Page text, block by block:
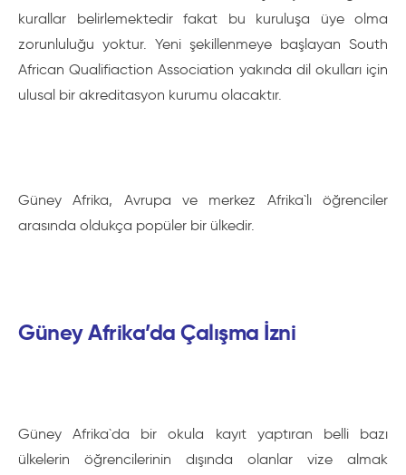
kurallar belirlemektedir fakat bu kuruluşa üye olma
zorunluluğu yoktur. Yeni şekillenmeye başlayan South
African Qualifiaction Association yakında dil okulları için
ulusal bir akreditasyon kurumu olacaktır.
Güney Afrika, Avrupa ve merkez Afrika`lı öğrenciler
arasında oldukça popüler bir ülkedir.
Güney Afrika’da Çalışma İzni
Güney Afrika`da bir okula kayıt yaptıran belli bazı
ülkelerin öğrencilerinin dışında olanlar vize almak